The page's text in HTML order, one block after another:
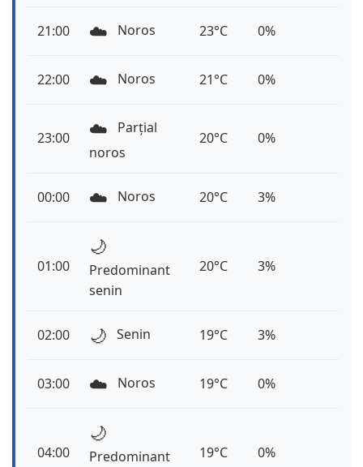
21:00 ☁️ Noros 23°C 0%
22:00 ☁️ Noros 21°C 0%
23:00 ☁️
Parțial
noros
20°C 0%
00:00 ☁️ Noros 20°C 3%
01:00
🌙
Predominant
senin
20°C 3%
02:00 🌙 Senin 19°C 3%
03:00 ☁️ Noros 19°C 0%
04:00
🌙
Predominant
19°C 0%